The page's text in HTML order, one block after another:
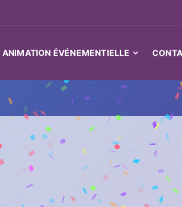
ANIMATION ÉVÉNEMENTIELLE